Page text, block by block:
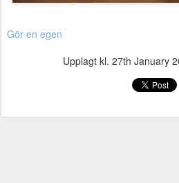
Gör en egen
Upplagt kl. 27th January